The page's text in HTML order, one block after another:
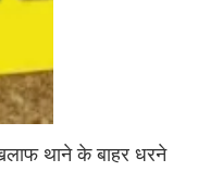
थाने के बाहर धरने